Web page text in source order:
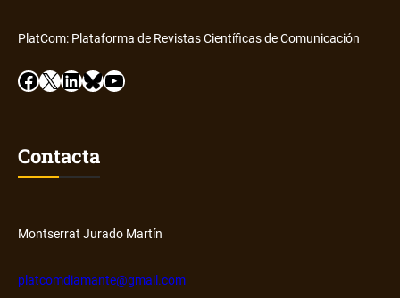
PlatCom: Plataforma de Revistas Científicas de Comunicación
Facebook X LinkedIn Bluesky YouTube
Contacta
Montserrat Jurado Martín
platcomdiamante@gmail.com